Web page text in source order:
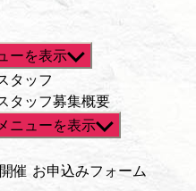
ーを表示
タッフ
タッフ募集概要
ニューを表示
催 お申込みフォーム